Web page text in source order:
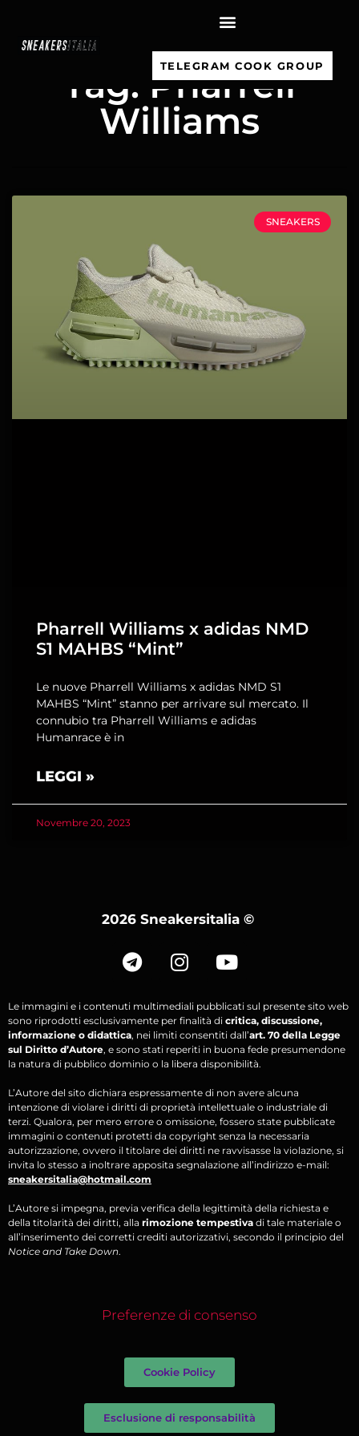
TELEGRAM COOK GROUP
Tag: Pharrell
Williams
SNEAKERS
Pharrell Williams x adidas NMD
S1 MAHBS “Mint”
Le nuove Pharrell Williams x adidas NMD S1
MAHBS “Mint” stanno per arrivare sul mercato. Il
connubio tra Pharrell Williams e adidas
Humanrace è in
LEGGI »
Novembre 20, 2023
2026 Sneakersitalia ©
Le immagini e i contenuti multimediali pubblicati sul presente sito web
sono riprodotti esclusivamente per finalità di critica, discussione,
informazione o didattica, nei limiti consentiti dall’art. 70 della Legge
sul Diritto d’Autore, e sono stati reperiti in buona fede presumendone
la natura di pubblico dominio o la libera disponibilità.
L’Autore del sito dichiara espressamente di non avere alcuna
intenzione di violare i diritti di proprietà intellettuale o industriale di
terzi. Qualora, per mero errore o omissione, fossero state pubblicate
immagini o contenuti protetti da copyright senza la necessaria
autorizzazione, ovvero il titolare dei diritti ne ravvisasse la violazione, si
invita lo stesso a inoltrare apposita segnalazione all’indirizzo e-mail:
sneakersitalia@hotmail.com
L’Autore si impegna, previa verifica della legittimità della richiesta e
della titolarità dei diritti, alla rimozione tempestiva di tale materiale o
all’inserimento dei corretti crediti autorizzativi, secondo il principio del
Notice and Take Down.
Preferenze di consenso
Cookie Policy
Esclusione di responsabilità